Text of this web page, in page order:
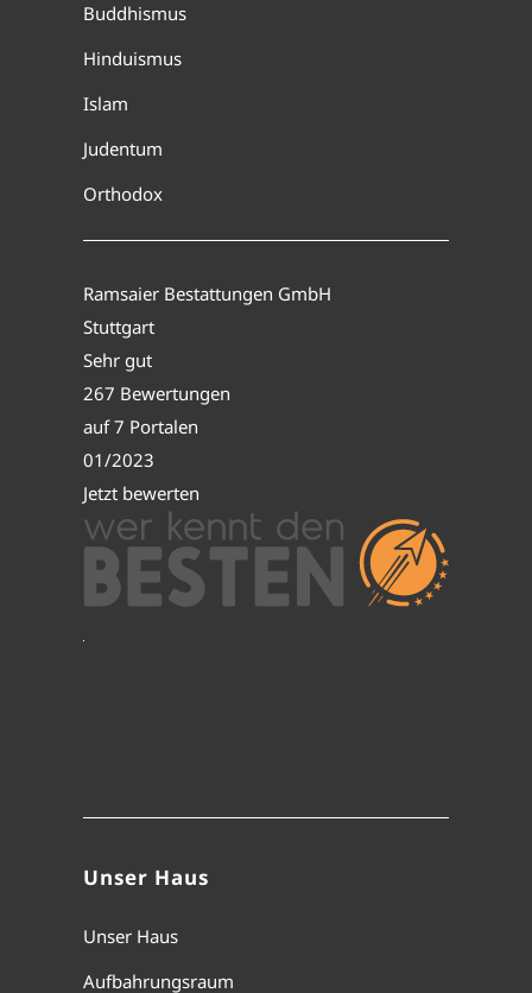
Buddhismus
Hinduismus
Islam
Judentum
Orthodox
Ramsaier Bestattungen GmbH
Stuttgart
Sehr gut
267 Bewertungen
auf 7 Portalen
01/2023
Jetzt bewerten
Unser Haus
Unser Haus
Aufbahrungsraum